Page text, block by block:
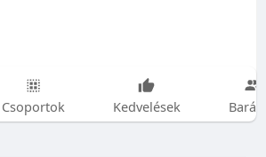
Csoportok Kedvelések